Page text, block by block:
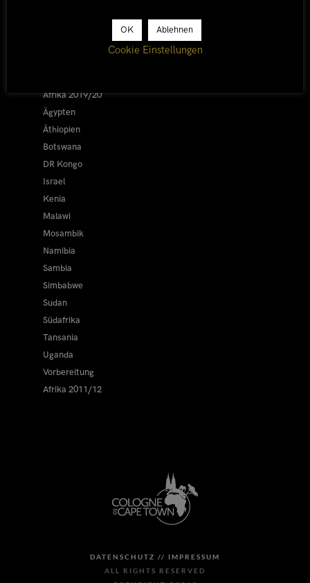
LÄNDER
Afrika 2019/20
Ägypten
Äthiopien
Botswana
DR Kongo
Israel
Kenia
Malawi
Mosambik
Namibia
Sambia
Simbabwe
Sudan
Südafrika
Tansania
Uganda
Vorbereitung
Afrika 2011/12
DATENSCHUTZ // IMPRESSUM
ALL RIGHTS RESERVED
OK Ablehnen
Cookie Einstellungen